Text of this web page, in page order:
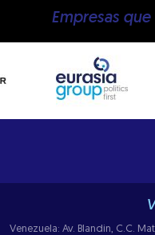
Empresas
Venezuela: Av. Blandin, C.C.